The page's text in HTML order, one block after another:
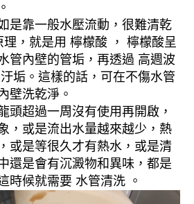
是靠一般水壓流動，很難清乾
，就是用 檸檬酸 ， 檸檬酸呈
管內壁的管垢，再透過 高週波
垢。這樣的話，可在不傷水管
壁洗乾淨。
頭超過一周沒有使用再開啟，
，或是流出水量越來越少，熱
或是等很久才有熱水，或是清
還是會有沉澱物和異味，都是
時候就需要 水管清洗 。